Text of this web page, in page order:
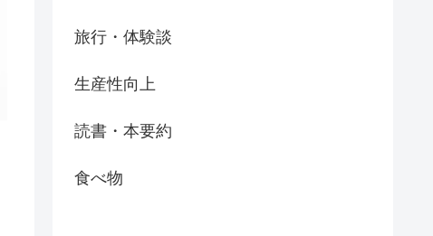
旅行・体験談
生産性向上
読書・本要約
食べ物